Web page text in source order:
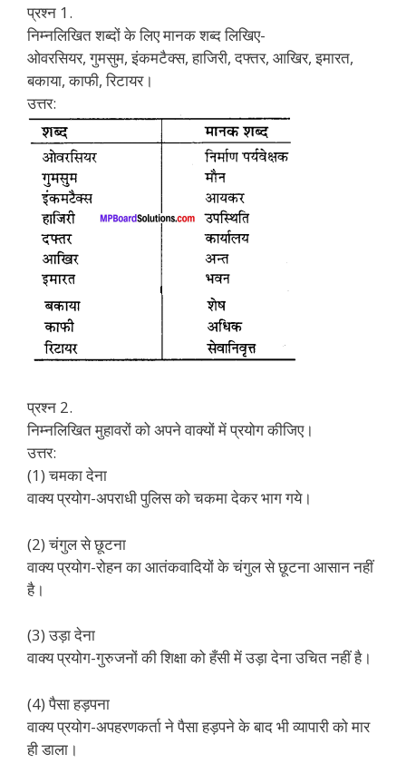
प्रश्न 1.
निम्नलिखित शब्दों के लिए मानक शब्द लिखिए-
ओवरसियर, गुमसुम, इंकमटैक्स, हाजिरी, दफ्तर, आखिर, इमारत,
बकाया, काफी, रिटायर।
उत्तर:
प्रश्न 2.
निम्नलिखित मुहावरों को अपने वाक्यों में प्रयोग कीजिए।
उत्तर:
(1) चमका देना
वाक्य प्रयोग-अपराधी पुलिस को चकमा देकर भाग गये।
(2) चंगुल से छूटना
वाक्य प्रयोग-रोहन का आतंकवादियों के चंगुल से छूटना आसान नहीं
है।
(3) उड़ा देना
वाक्य प्रयोग-गुरुजनों की शिक्षा को हँसी में उड़ा देना उचित नहीं है।
(4) पैसा हड़पना
वाक्य प्रयोग-अपहरणकर्ता ने पैसा हड़पने के बाद भी व्यापारी को मार
ही डाला।